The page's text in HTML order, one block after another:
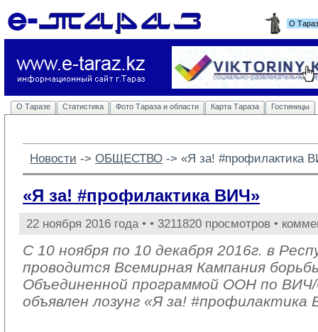
О
О Таразе Статистика Фото Тараза и области Карта Тараза Гостиницы
Новости -> ОБЩЕСТВО -> «Я за! #профилактика
«Я за! #профилактика ВИЧ»
22 ноября 2016 года • • 3211820 просмотров •
С 10 ноября по 10 декабря 2016г. в
проводится Всемирная Кампания
Объединенной программой ООН по
объявлен лозунг «Я за! #профилактика